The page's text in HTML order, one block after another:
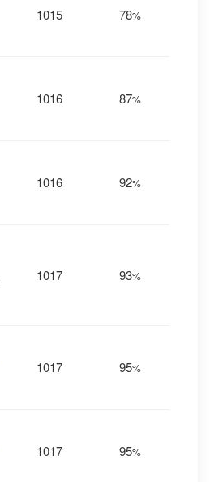
1015 78%
1016 87%
1016 92%
1017 93%
1017 95%
1017 95%